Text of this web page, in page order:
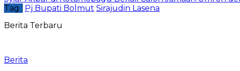
Tag : Pj Bupati Bolmut Sirajudin Lasena
Berita Terbaru
Berita